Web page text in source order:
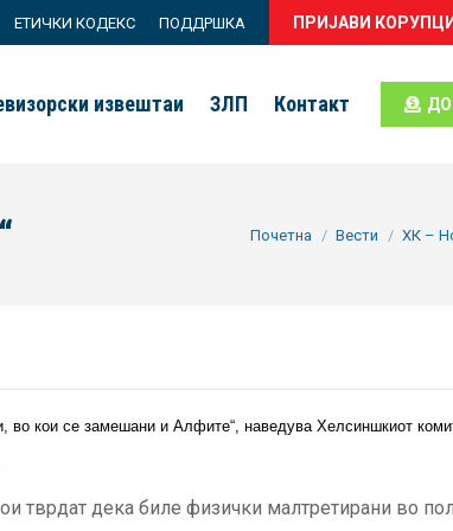
ЕТИЧКИ КОДЕКС ПОДДРШКА ПРИЈАВИ
извештаи ЗЛП Контакт
You are here:
Почетна Вести ХК –
во кои се замешани и Алфите“, наведува Хелсиншкиот
тврдат дека биле физички малтретирани во